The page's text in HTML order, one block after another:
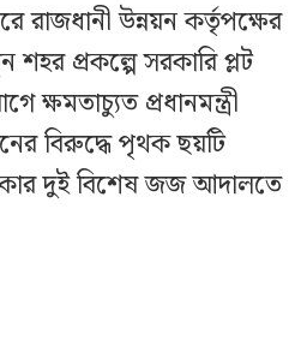
রাজধানী উন্নয়ন কর্তৃপক্ষের
প্রকল্পে সরকারি প্লট
ক্ষমতাচ্যুত প্রধানমন্ত্রী
বিরুদ্ধে পৃথক ছয়টি
দুই বিশেষ জজ আদালতে